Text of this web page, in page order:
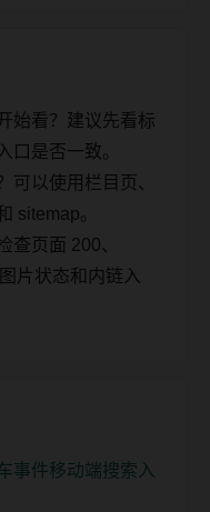
始看？建议先看标
口是否一致。
可以使用栏目页、
sitemap。
查页面 200、
片状态和内链入
事件移动端搜索入